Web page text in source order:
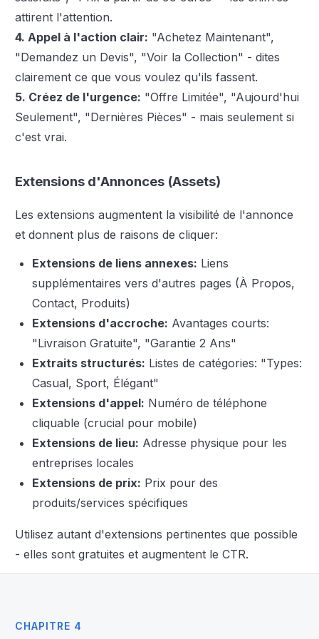
attirent l'attention.
4. Appel à l'action clair: "Achetez Maintenant",
"Demandez un Devis", "Voir la Collection" - dites
clairement ce que vous voulez qu'ils fassent.
5. Créez de l'urgence: "Offre Limitée", "Aujourd'hui
Seulement", "Dernières Pièces" - mais seulement si
c'est vrai.
Extensions d'Annonces (Assets)
Les extensions augmentent la visibilité de l'annonce
et donnent plus de raisons de cliquer:
Extensions de liens annexes: Liens
supplémentaires vers d'autres pages (À Propos,
Contact, Produits)
Extensions d'accroche: Avantages courts:
"Livraison Gratuite", "Garantie 2 Ans"
Extraits structurés: Listes de catégories: "Types:
Casual, Sport, Élégant"
Extensions d'appel: Numéro de téléphone
cliquable (crucial pour mobile)
Extensions de lieu: Adresse physique pour les
entreprises locales
Extensions de prix: Prix pour des
produits/services spécifiques
Utilisez autant d'extensions pertinentes que possible
- elles sont gratuites et augmentent le CTR.
CHAPITRE 4